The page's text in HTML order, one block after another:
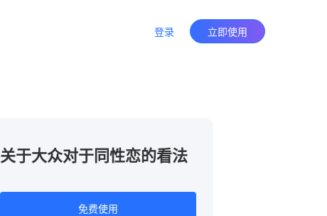
登录 立即使用
关于大众对于同性恋的看法
免费使用